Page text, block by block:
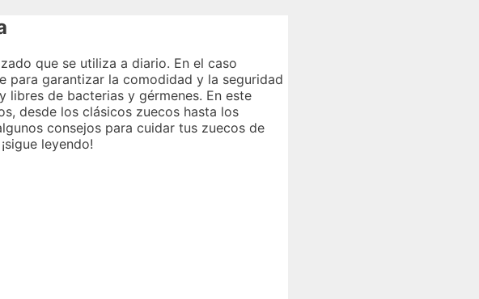
que se utiliza a diario. En el caso
para garantizar la comodidad y la seguridad
de bacterias y gérmenes. En este
desde los clásicos zuecos hasta los
consejos para cuidar tus zuecos de
leyendo!